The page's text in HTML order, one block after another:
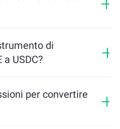
varia in base alle
e alla domanda, e alla
di
a USDC?
l’importo stimato
i passaggi per
per convertire